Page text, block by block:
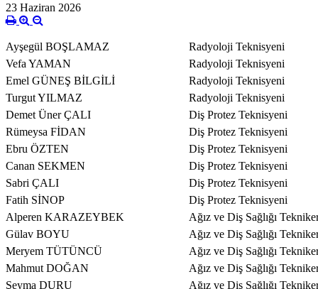
23 Haziran 2026
Ayşegül BOŞLAMAZ
Radyoloji Teknisyeni
Vefa YAMAN
Radyoloji Teknisyeni
Emel GÜNEŞ BİLGİLİ
Radyoloji Teknisyeni
Turgut YILMAZ
Radyoloji Teknisyeni
Demet Üner ÇALI
Diş Protez Teknisyeni
Rümeysa FİDAN
Diş Protez Teknisyeni
Ebru ÖZTEN
Diş Protez Teknisyeni
Canan SEKMEN
Diş Protez Teknisyeni
Sabri ÇALI
Diş Protez Teknisyeni
Fatih SİNOP
Diş Protez Teknisyeni
Alperen KARAZEYBEK
Ağız ve Diş Sağlığı
Gülav BOYU
Ağız ve Diş Sağlığı
Meryem TÜTÜNCÜ
Ağız ve Diş Sağlığı
Mahmut DOĞAN
Ağız ve Diş Sağlığı
Şeyma DURU
Ağız ve Diş Sağlığı